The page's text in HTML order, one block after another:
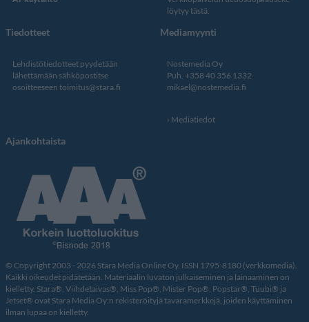
löytyy tästä
Tiedotteet
Lehdistötiedotteet pyydetään
lähettämään sähköpostitse
osoitteeseen toimitus@stara.fi
Mediamyynti
Nostemedia Oy
Puh. +358 40 356 1332
mikael@nostemedia.fi
Mediatiedot
Ajankohtaista
© Copyright 2003 - 2026 Stara Media Online Oy. ISSN 1795-8180 (verkkomedia).
Kaikki oikeudet pidätetään. Materiaalin luvaton julkaiseminen ja lainaaminen on
kielletty. Stara®, Viihdetaivas®, Miss Pop®, Mister Pop®, Popstar®, Tuubi® ja
Jetset® ovat Stara Media Oy:n rekisteröityjä tavaramerkkejä, joiden käyttäminen
ilman lupaa on kielletty.